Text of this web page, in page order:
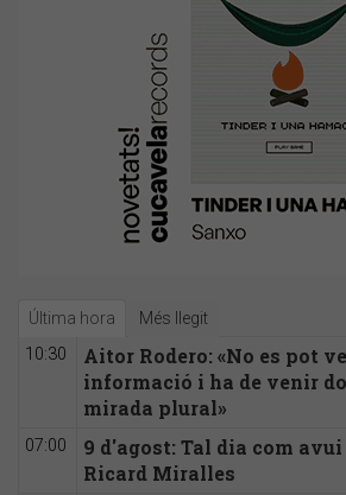
Última hora Més llegit
10:30
Aitor Rodero: «No es pot
informació i ha de venir
mirada plural»
07:00
9 d'agost: Tal dia com
Ricard Miralles